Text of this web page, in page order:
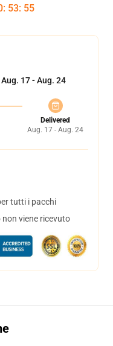
: 53: 55
Aug. 17 - Aug. 24
Delivered
Aug. 17 - Aug. 24
tutti i pacchi
viene ricevuto